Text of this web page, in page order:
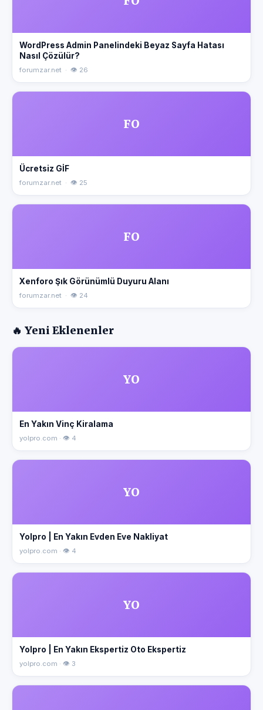
WordPress Admin Panelindeki Beyaz Sayfa Hatası
Nasıl Çözülür?
forumzar.net · 👁 26
FO
Ücretsiz GİF
forumzar.net · 👁 25
FO
Xenforo Şık Görünümlü Duyuru Alanı
forumzar.net · 👁 24
🔥 Yeni Eklenenler
YO
En Yakın Vinç Kiralama
yolpro.com · 👁 4
YO
Yolpro | En Yakın Evden Eve Nakliyat
yolpro.com · 👁 4
YO
Yolpro | En Yakın Ekspertiz Oto Ekspertiz
yolpro.com · 👁 3